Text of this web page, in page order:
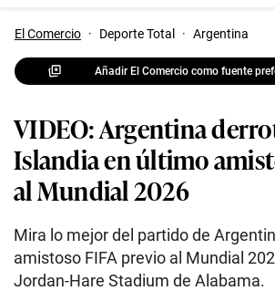
El Comercio · Deporte Total · Argentina
Añadir El Comercio como fuente
VIDEO: Argentina
Islandia en último
al Mundial 2026
Mira lo mejor del partido de
amistoso FIFA previo al Mundial
Jordan-Hare Stadium de Alabama.